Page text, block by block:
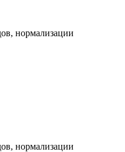
нормализации
нормализации